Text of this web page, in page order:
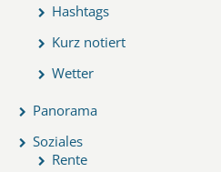
Hashtags
Kurz notiert
Wetter
Panorama
Soziales
Rente